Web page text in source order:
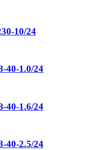
10/24
40-1.0/24
40-1.6/24
40-2.5/24